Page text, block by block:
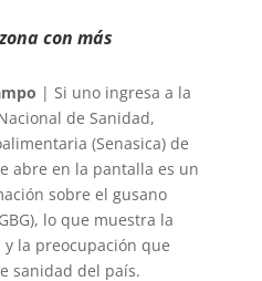
con más
| Si uno ingresa a la
de Sanidad,
(Senasica) de
abre en la pantalla es un
sobre el gusano
lo que muestra la
la preocupación que
sanidad del país.